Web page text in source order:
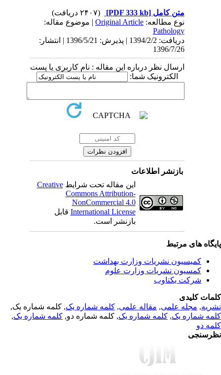
متن کامل[PDF 333 kb]
نوع مطالعه:Original Article| موضوع مقاله:
Pathology
دریافت: 1394/2/2 | پذیرش: 1396/5/21 | انتشار:
1396/7/26
ارسال نظر درباره این مقاله : نام کاربری یا پست
الکترونیک شما:
بازنشر اطلاعات
این مقاله تحت شرایطCreative
Commons Attribution-
NonCommercial 4.0
International Licenseقابل
بازنشر است.
های مرتبط
کمیسیون نشریات وزارت بهداشت
کمسیون نشریات وزارت علوم
شرکت یکتاوب
کلیدی
,مجله علمی, مقاله علمی, کلمه شماره یک, کلمه شماره یک,
شماره یک,کلمه شماره یک, کلمه شماره دو,کلمه شماره یک,
دو